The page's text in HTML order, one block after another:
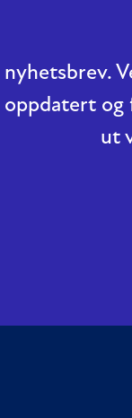
oppdatert
ut